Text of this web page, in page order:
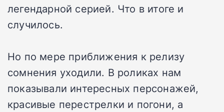
легендарной серией. Что в итоге и
случилось.
Но по мере приближения к релизу
сомнения уходили. В роликах нам
показывали интересных персонажей,
красивые перестрелки и погони, а